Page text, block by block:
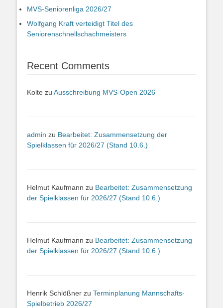
MVS-Seniorenliga 2026/27
Wolfgang Kraft verteidigt Titel des
Seniorenschnellschachmeisters
Recent Comments
Kolte zu Ausschreibung MVS-Open 2026
admin zu Bearbeitet: Zusammensetzung der
Spielklassen für 2026/27 (Stand 10.6.)
Helmut Kaufmann zu Bearbeitet: Zusammensetzung
der Spielklassen für 2026/27 (Stand 10.6.)
Helmut Kaufmann zu Bearbeitet: Zusammensetzung
der Spielklassen für 2026/27 (Stand 10.6.)
Henrik Schlößner zu Terminplanung Mannschafts-
Spielbetrieb 2026/27